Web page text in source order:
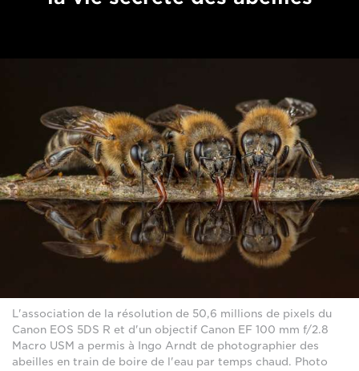
L'association de la résolution de 50,6 millions de pixels du
Canon EOS 5DS R et d'un objectif Canon EF 100 mm f/2.8
Macro USM a permis à Ingo Arndt de photographier des
abeilles en train de boire de l'eau par temps chaud. Photo